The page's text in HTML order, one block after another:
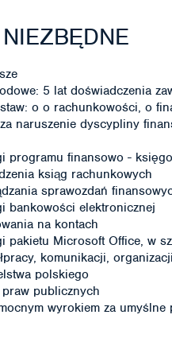
5 lat doświadczenia
o o rachunkowości, o
naruszenie dyscypliny
programu finansowo -
ksiąg rachunkowych
sprawozdań
bankowości elektronicznej
na kontach
pakietu Microsoft Office, w
komunikacji,
polskiego
praw publicznych
wyrokiem za